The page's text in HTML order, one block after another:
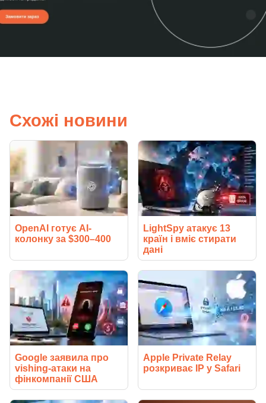
Схожі новини
OpenAI готує AI-
колонку за $300–400
LightSpy атакує 13
країн і вміє стирати
дані
Google заявила про
vishing-атаки на
фінкомпанії США
Apple Private Relay
розкриває IP у Safari